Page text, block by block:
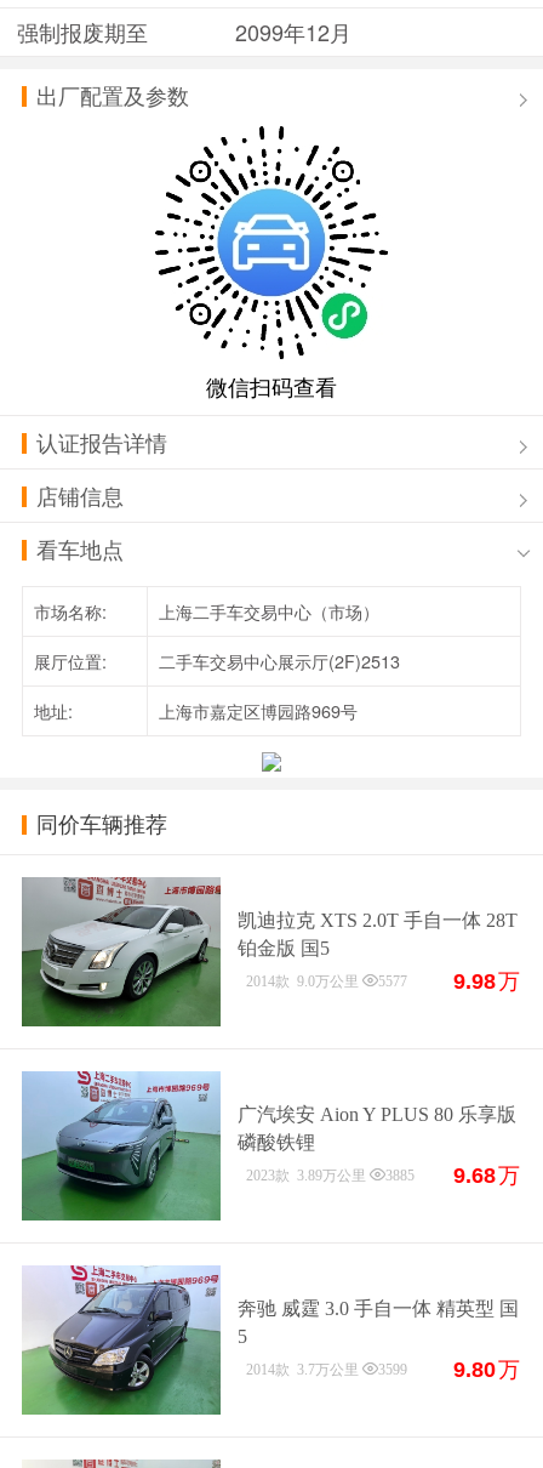
强制报废期至
2099年12月
出厂配置及参数
微信扫码查看
认证报告详情
店铺信息
看车地点
市场名称:
上海二手车交易中心（市场）
展厅位置:
二手车交易中心展示厅(2F)2513
地址:
上海市嘉定区博园路969号
同价车辆推荐
凯迪拉克 XTS 2.0T 手自一体 28T
铂金版 国5
9.98万
2014款 9.0万公里 5577
广汽埃安 Aion Y PLUS 80 乐享版
磷酸铁锂
9.68万
2023款 3.89万公里 3885
奔驰 威霆 3.0 手自一体 精英型 国
5
9.80万
2014款 3.7万公里 3599